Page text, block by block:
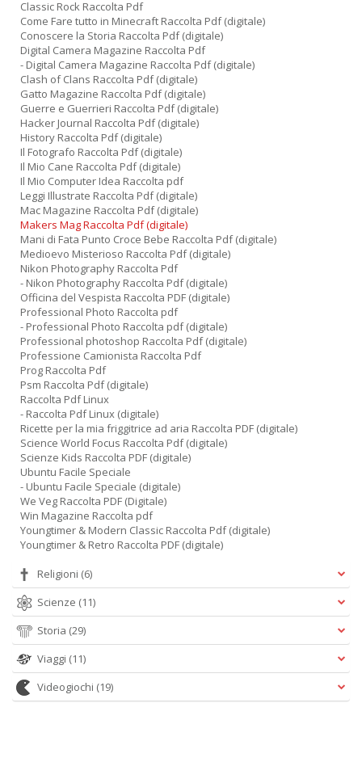
Classic Rock Raccolta Pdf
Come Fare tutto in Minecraft Raccolta Pdf (digitale)
Conoscere la Storia Raccolta Pdf (digitale)
Digital Camera Magazine Raccolta Pdf
- Digital Camera Magazine Raccolta Pdf (digitale)
Clash of Clans Raccolta Pdf (digitale)
Gatto Magazine Raccolta Pdf (digitale)
Guerre e Guerrieri Raccolta Pdf (digitale)
Hacker Journal Raccolta Pdf (digitale)
History Raccolta Pdf (digitale)
Il Fotografo Raccolta Pdf (digitale)
Il Mio Cane Raccolta Pdf (digitale)
Il Mio Computer Idea Raccolta pdf
Leggi Illustrate Raccolta Pdf (digitale)
Mac Magazine Raccolta Pdf (digitale)
Makers Mag Raccolta Pdf (digitale)
Mani di Fata Punto Croce Bebe Raccolta Pdf (digitale)
Medioevo Misterioso Raccolta Pdf (digitale)
Nikon Photography Raccolta Pdf
- Nikon Photography Raccolta Pdf (digitale)
Officina del Vespista Raccolta PDF (digitale)
Professional Photo Raccolta pdf
- Professional Photo Raccolta pdf (digitale)
Professional photoshop Raccolta Pdf (digitale)
Professione Camionista Raccolta Pdf
Prog Raccolta Pdf
Psm Raccolta Pdf (digitale)
Raccolta Pdf Linux
- Raccolta Pdf Linux (digitale)
Ricette per la mia friggitrice ad aria Raccolta PDF (digitale)
Science World Focus Raccolta Pdf (digitale)
Scienze Kids Raccolta PDF (digitale)
Ubuntu Facile Speciale
- Ubuntu Facile Speciale (digitale)
We Veg Raccolta PDF (Digitale)
Win Magazine Raccolta pdf
Youngtimer & Modern Classic Raccolta Pdf (digitale)
Youngtimer & Retro Raccolta PDF (digitale)
Religioni (6)
Scienze (11)
Storia (29)
Viaggi (11)
Videogiochi (19)